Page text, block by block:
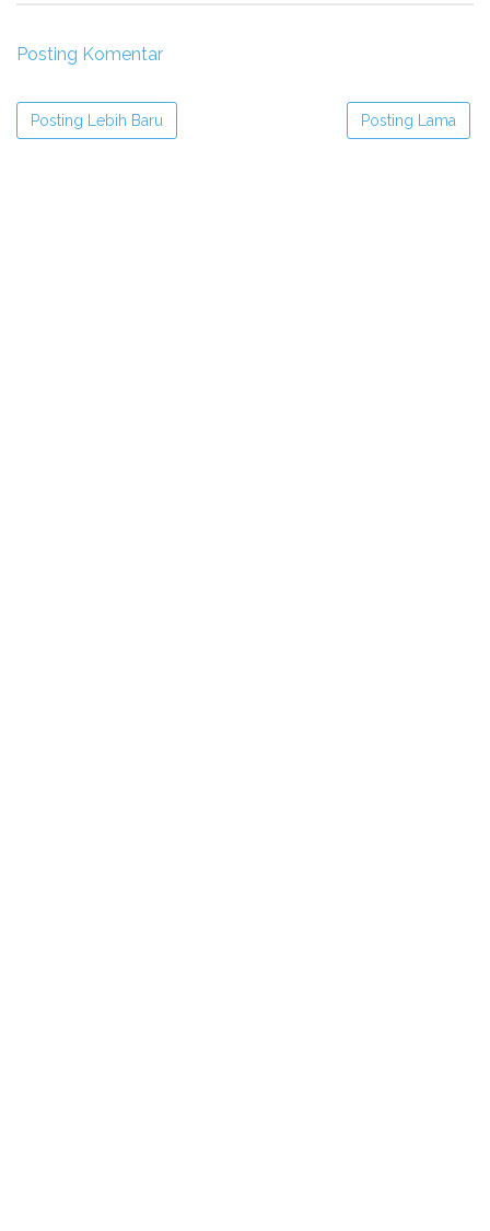
Posting Komentar
Posting Lebih Baru Posting Lama